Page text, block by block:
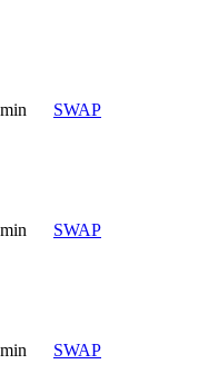
SWAP
SWAP
SWAP